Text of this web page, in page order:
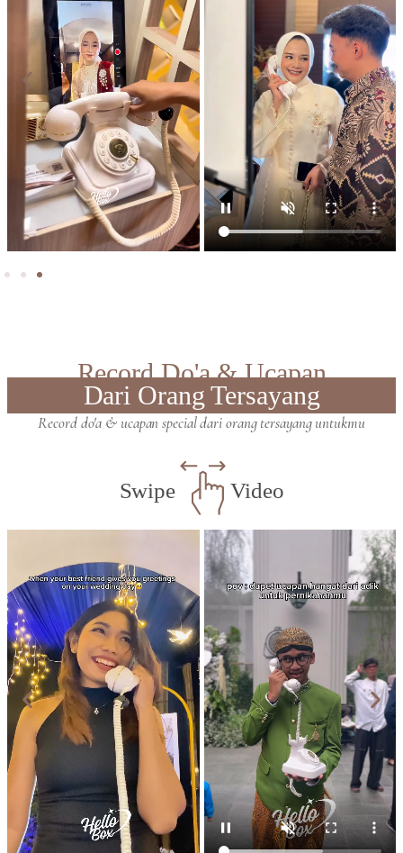
Record Do'a & Ucapan
Dari Orang Tersayang
Record do'a & ucapan special dari orang tersayang untukmu
Swipe Video